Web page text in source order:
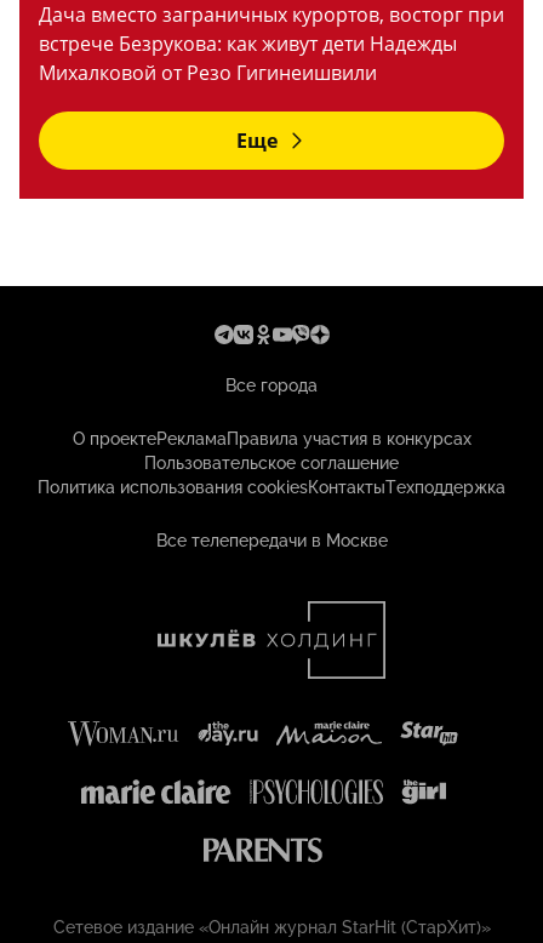
Дача вместо заграничных курортов, восторг при
встрече Безрукова: как живут дети Надежды
Михалковой от Резо Гигинеишвили
Еще
Все города
О проектеРекламаПравила участия в конкурсах
Пользовательское соглашение
Политика использования cookiesКонтактыТехподдержка
Все телепередачи в Москве
Сетевое издание «Онлайн журнал StarHit (СтарХит)»